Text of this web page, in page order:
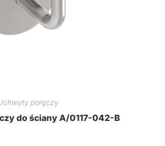
poręczy
do ściany A/0117-042-B